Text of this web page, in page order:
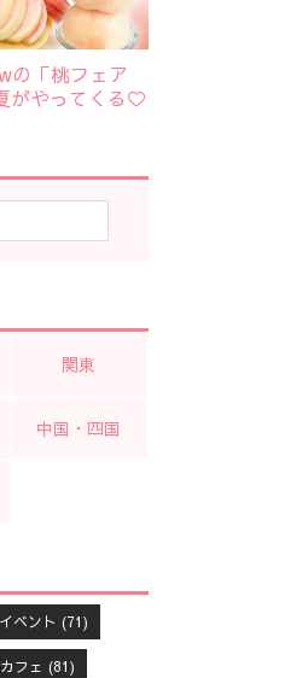
の「桃フェア
がやってくる♡
関東
中国・四国
イベント (71)
カフェ (81)